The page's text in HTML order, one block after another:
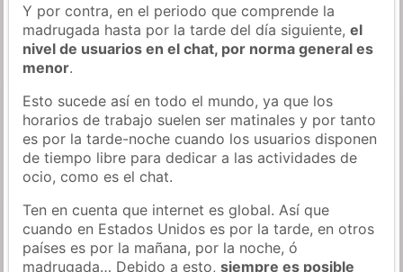
Y por contra, en el periodo que comprende la
madrugada hasta por la tarde del día siguiente,el
nivel de usuarios en el chat, por norma general es
menor.
Esto sucede así en todo el mundo, ya que los
horarios de trabajo suelen ser matinales y por tanto
es por la tarde-noche cuando los usuarios disponen
de tiempo libre para dedicar a las actividades de
ocio, como es el chat.
Ten en cuenta que internet es global. Así que
cuando en Estados Unidos es por la tarde, en otros
países es por la mañana, por la noche, ó
madrugada… Debido a esto,siempre es posible